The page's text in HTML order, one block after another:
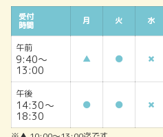
受付
時間
月 火 水
午前
9:40～
13:00
▲
午後
14:30～
18:30